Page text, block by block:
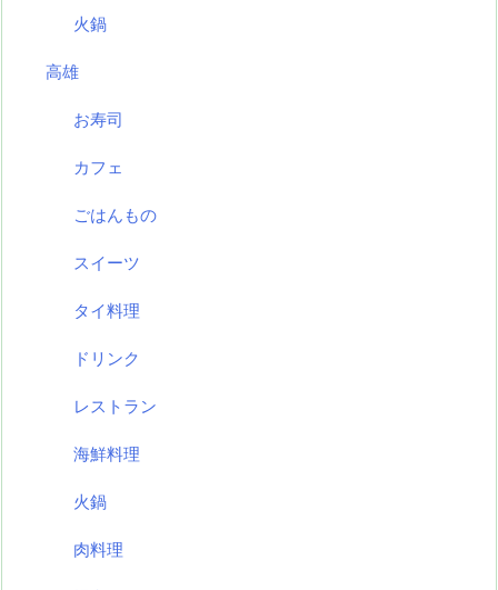
火鍋
高雄
お寿司
カフェ
ごはんもの
スイーツ
タイ料理
ドリンク
レストラン
海鮮料理
火鍋
肉料理